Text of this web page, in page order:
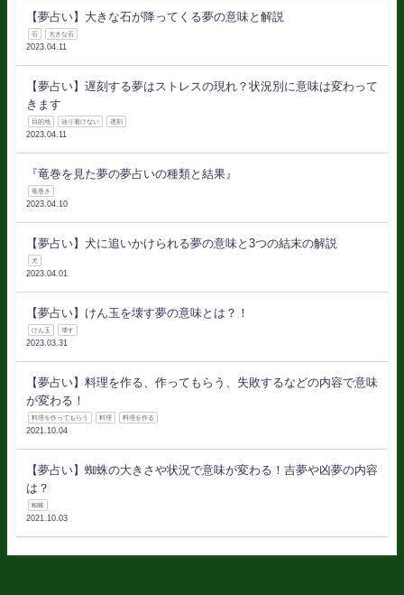
【夢占い】大きな石が降ってくる夢の意味と解説
石 大きな石
2023.04.11
【夢占い】遅刻する夢はストレスの現れ？状況別に意味は変わって
きます
目的地 辿り着けない 遅刻
2023.04.11
『竜巻を見た夢の夢占いの種類と結果』
竜巻き
2023.04.10
【夢占い】犬に追いかけられる夢の意味と3つの結末の解説
犬
2023.04.01
【夢占い】けん玉を壊す夢の意味とは？！
けん玉 壊す
2023.03.31
【夢占い】料理を作る、作ってもらう、失敗するなどの内容で意味
が変わる！
料理を作ってもらう 料理 料理を作る
2021.10.04
【夢占い】蜘蛛の大きさや状況で意味が変わる！吉夢や凶夢の内容
は？
蜘蛛
2021.10.03